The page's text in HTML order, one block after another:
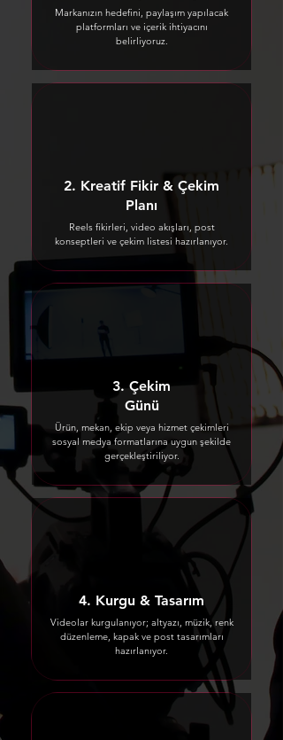
Markanızın hedefini, paylaşım yapılacak
platformları ve içerik ihtiyacını
belirliyoruz.
2. Kreatif Fikir & Çekim
Planı
Reels fikirleri, video akışları, post
konseptleri ve çekim listesi hazırlanıyor.
3. Çekim
Günü
Ürün, mekan, ekip veya hizmet çekimleri
sosyal medya formatlarına uygun şekilde
gerçekleştiriliyor.
4. Kurgu & Tasarım
Videolar kurgulanıyor; altyazı, müzik, renk
düzenleme, kapak ve post tasarımları
hazırlanıyor.